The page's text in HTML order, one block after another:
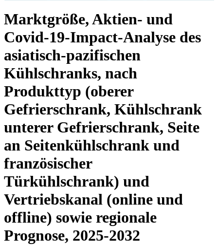
Marktgröße, Aktien- und
Covid-19-Impact-Analyse des
asiatisch-pazifischen
Kühlschranks, nach
Produkttyp (oberer
Gefrierschrank, Kühlschrank
unterer Gefrierschrank, Seite
an Seitenkühlschrank und
französischer
Türkühlschrank) und
Vertriebskanal (online und
offline) sowie regionale
Prognose, 2025-2032